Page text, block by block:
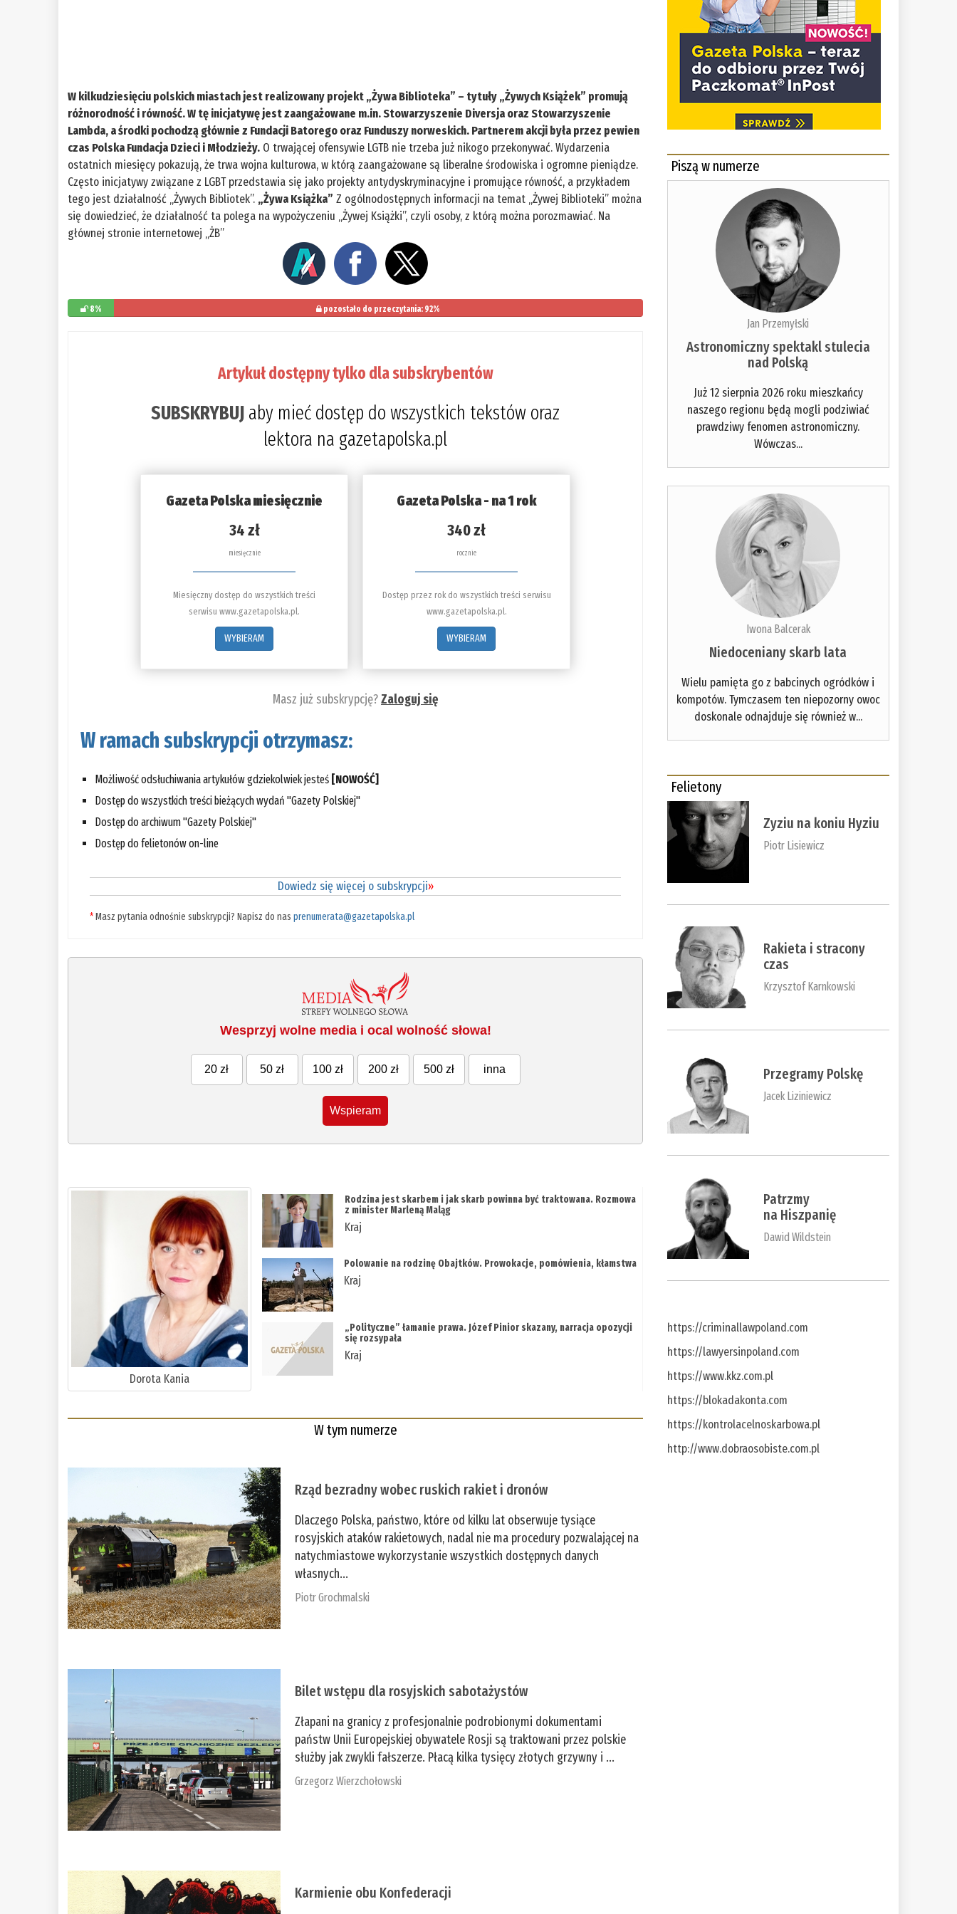
W kilkudziesięciu polskich miastach jest realizowany projekt „Żywa Biblioteka” – tytuły „Żywych Książek” promują
różnorodność i równość. W tę inicjatywę jest zaangażowane m.in. Stowarzyszenie Diversja oraz Stowarzyszenie
Lambda, a środki pochodzą głównie z Fundacji Batorego oraz Funduszy norweskich. Partnerem akcji była przez pewien
czas Polska Fundacja Dzieci i Młodzieży. O trwającej ofensywie LGTB nie trzeba już nikogo przekonywać. Wydarzenia
ostatnich miesięcy pokazują, że trwa wojna kulturowa, w którą zaangażowane są liberalne środowiska i ogromne pieniądze.
Często inicjatywy związane z LGBT przedstawia się jako projekty antydyskryminacyjne i promujące równość, a przykładem
tego jest działalność „Żywych Bibliotek”. „Żywa Książka” Z ogólnodostępnych informacji na temat „Żywej Biblioteki” można
się dowiedzieć, że działalność ta polega na wypożyczeniu „Żywej Książki”, czyli osoby, z którą można porozmawiać. Na
głównej stronie internetowej „ŻB”
8% pozostało do przeczytania: 92%
Artykuł dostępny tylko dla subskrybentów
SUBSKRYBUJ aby mieć dostęp do wszystkich tekstów oraz
lektora na gazetapolska.pl
Gazeta Polska miesięcznie
34 zł
miesięcznie
Miesięczny dostęp do wszystkich treści
serwisu www.gazetapolska.pl.
WYBIERAM
Gazeta Polska - na 1 rok
340 zł
rocznie
Dostęp przez rok do wszystkich treści serwisu
www.gazetapolska.pl.
WYBIERAM
Masz już subskrypcję?Zaloguj się
W ramach subskrypcji otrzymasz:
Możliwość odsłuchiwania artykułów gdziekolwiek jesteś [NOWOŚĆ]
Dostęp do wszystkich treści bieżących wydań "Gazety Polskiej"
Dostęp do archiwum "Gazety Polskiej"
Dostęp do felietonów on-line
Dowiedz się więcej o subskrypcji»
*Masz pytania odnośnie subskrypcji? Napisz do nasprenumerata@gazetapolska.pl
Wesprzyj wolne media i ocal wolność słowa!
20 zł 50 zł 100 zł 200 zł 500 zł inna
Wspieram
Dorota Kania
Rodzina jest skarbem i jak skarb powinna być traktowana. Rozmowa
z minister Marleną Maląg
Kraj
Polowanie na rodzinę Obajtków. Prowokacje, pomówienia, kłamstwa
Kraj
„Polityczne” łamanie prawa. Józef Pinior skazany, narracja opozycji
się rozsypała
Kraj
W tym numerze
Rząd bezradny wobec ruskich rakiet i dronów
Dlaczego Polska, państwo, które od kilku lat obserwuje tysiące
rosyjskich ataków rakietowych, nadal nie ma procedury pozwalającej na
natychmiastowe wykorzystanie wszystkich dostępnych danych
własnych...
Piotr Grochmalski
Bilet wstępu dla rosyjskich sabotażystów
Złapani na granicy z profesjonalnie podrobionymi dokumentami
państw Unii Europejskiej obywatele Rosji są traktowani przez polskie
służby jak zwykli fałszerze. Płacą kilka tysięcy złotych grzywny i ...
Grzegorz Wierzchołowski
Karmienie obu Konfederacji
Piszą w numerze
Jan Przemyłski
Astronomiczny spektakl stulecia
nad Polską
Już 12 sierpnia 2026 roku mieszkańcy
naszego regionu będą mogli podziwiać
prawdziwy fenomen astronomiczny.
Wówczas...
Iwona Balcerak
Niedoceniany skarb lata
Wielu pamięta go z babcinych ogródków i
kompotów. Tymczasem ten niepozorny owoc
doskonale odnajduje się również w...
Felietony
Zyziu na koniu Hyziu
Piotr Lisiewicz
Rakieta i stracony
czas
Krzysztof Karnkowski
Przegramy Polskę
Jacek Liziniewicz
Patrzmy
na Hiszpanię
Dawid Wildstein
https://criminallawpoland.com
https://lawyersinpoland.com
https://www.kkz.com.pl
https://blokadakonta.com
https://kontrolacelnoskarbowa.pl
http://www.dobraosobiste.com.pl